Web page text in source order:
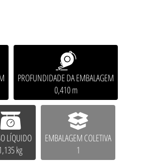
PROFUNDIDADE DA EMBALAGEM
0,410 m
LÍQUIDO
kg
EMBALAGEM COLETIVA
1